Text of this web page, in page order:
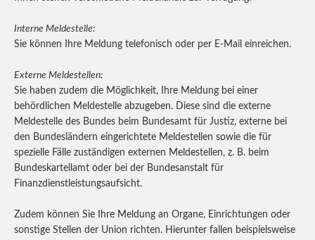
Interne Meldestelle:
Sie können Ihre Meldung telefonisch oder per E-Mail einreichen.
Externe Meldestellen:
Sie haben zudem die Möglichkeit, Ihre Meldung bei einer
behördlichen Meldestelle abzugeben. Diese sind die externe
Meldestelle des Bundes beim Bundesamt für Justiz, externe bei
den Bundesländern eingerichtete Meldestellen sowie die für
spezielle Fälle zuständigen externen Meldestellen, z. B. beim
Bundeskartellamt oder bei der Bundesanstalt für
Finanzdienstleistungsaufsicht.
Zudem können Sie Ihre Meldung an Organe, Einrichtungen oder
sonstige Stellen der Union richten. Hierunter fallen beispielsweise